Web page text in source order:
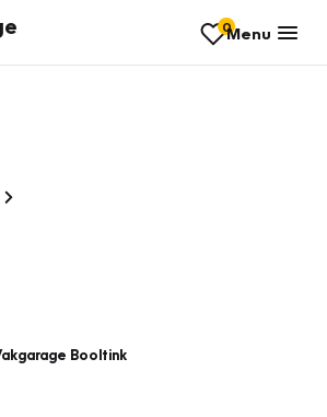
0Menu
Booltink